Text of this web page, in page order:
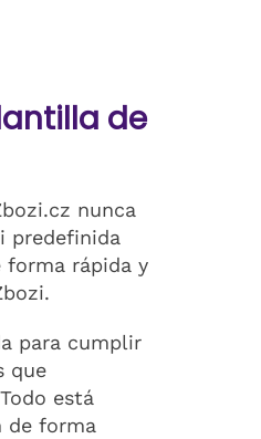
de
nunca
predefinida
forma rápida y
para cumplir
que
está
de forma